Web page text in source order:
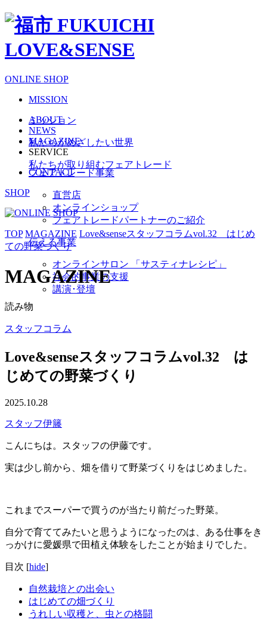
ONLINE SHOP
MISSION
ミッション
私たちがめざしたい世界
私たちが取り組むフェアトレード
ABOUT
NEWS
MAGAZINE
SERVICE
フェアトレード事業
直営店
オンラインショップ
フェアトレードパートナーのご紹介
伝える事業
オンラインサロン 「サスティナレシピ」
社会的事業の支援
講演･登壇
CONTACT
SHOP
TOP MAGAZINE Love&senseスタッフコラムvol.32 はじめ
ての野菜づくり
MAGAZINE
読み物
スタッフコラム
Love&senseスタッフコラムvol.32 は
じめての野菜づくり
2025.10.28
スタッフ伊籐
こんにちは。スタッフの伊藤です。
実は少し前から、畑を借りて野菜づくりをはじめました。
これまでスーパーで買うのが当たり前だった野菜。
自分で育ててみたいと思うようになったのは、ある仕事をき
っかけに愛媛県で田植え体験をしたことが始まりでした。
目次 [hide]
自然栽培との出会い
はじめての畑づくり
うれしい収穫と、虫との格闘